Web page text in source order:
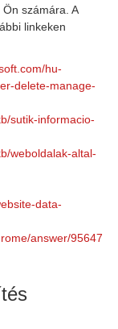
számára. A
linkeken
hu-
delete-manage-
sutik-informacio-
weboldalak-altal-
data-
answer/95647